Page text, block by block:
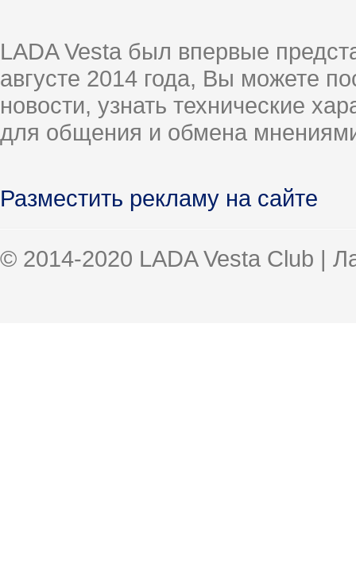
LADA Vesta был впервые
августе 2014 года, Вы можете
новости, узнать технические
для общения и обмена
Разместить рекламу на сайте
© 2014-2020 LADA Vesta Club |